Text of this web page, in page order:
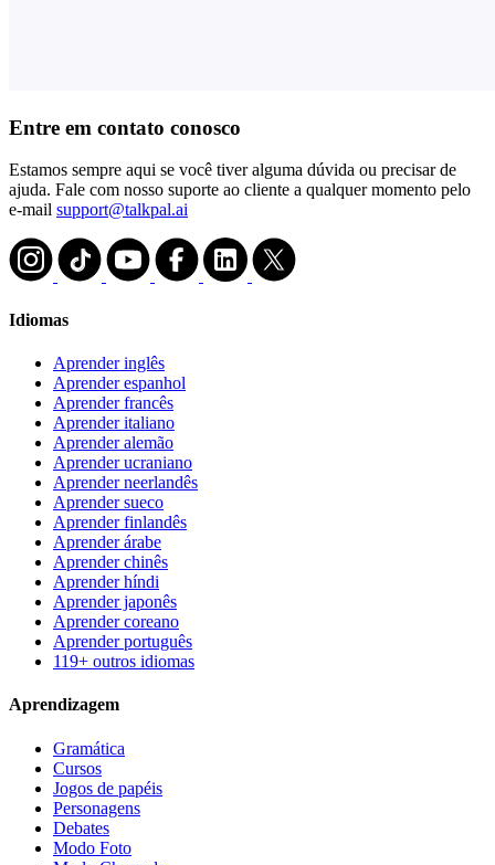
Entre em contato conosco
Estamos sempre aqui se você tiver alguma dúvida ou precisar de
ajuda. Fale com nosso suporte ao cliente a qualquer momento pelo
e-mail support@talkpal.ai
Idiomas
Aprender inglês
Aprender espanhol
Aprender francês
Aprender italiano
Aprender alemão
Aprender ucraniano
Aprender neerlandês
Aprender sueco
Aprender finlandês
Aprender árabe
Aprender chinês
Aprender híndi
Aprender japonês
Aprender coreano
Aprender português
119+ outros idiomas
Aprendizagem
Gramática
Cursos
Jogos de papéis
Personagens
Debates
Modo Foto